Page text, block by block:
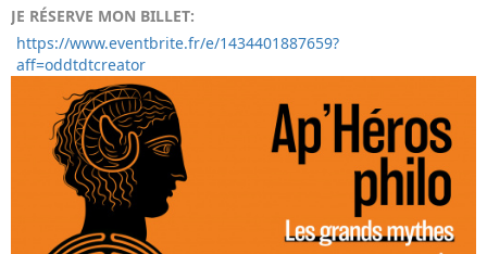
JE RÉSERVE MON BILLET:
https://www.eventbrite.fr/e/1434401887659?
aff=oddtdtcreator